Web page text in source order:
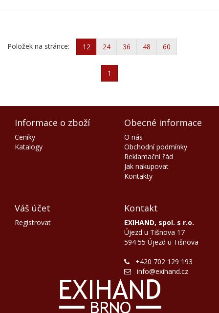
Položek na stránce: 12 24 36 48 60
1
Informace o zboží
Ceníky
Katalogy
Obecné informace
O nás
Obchodní podmínky
Reklamační řád
Jak nakupovat
Kontakty
Váš účet
Registrovat
Kontakt
EXIHAND, spol. s r.o.
Újezd u Tišnova 17
594 55 Újezd u Tišnova
+420 702 129 193
info@exihand.cz